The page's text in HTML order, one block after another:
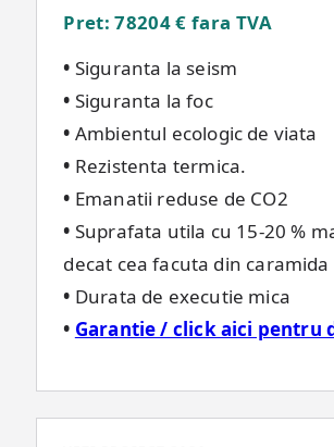
Pret: 78204 €fara TVA
• Siguranta la seism
• Siguranta la foc
• Ambientul ecologic de viata
• Rezistenta termica.
• Emanatii reduse de CO2
• Suprafata utila cu 15-20 %
decat cea facuta din caramida
• Durata de executie mica
• Garantie / click aici pentru